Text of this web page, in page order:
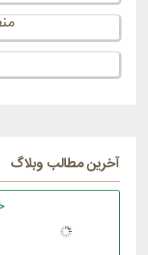
آخرین مطالب وبلاگ